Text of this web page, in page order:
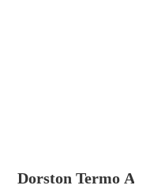
Dorston Termo